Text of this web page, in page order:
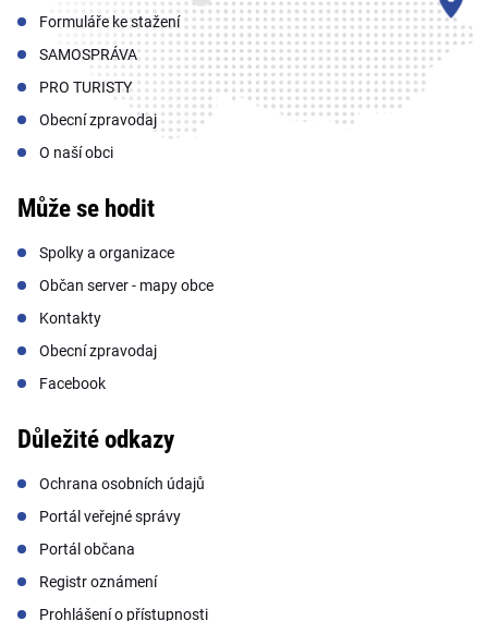
Formuláře ke stažení
SAMOSPRÁVA
PRO TURISTY
Obecní zpravodaj
O naší obci
Může se hodit
Spolky a organizace
Občan server - mapy obce
Kontakty
Obecní zpravodaj
Facebook
Důležité odkazy
Ochrana osobních údajů
Portál veřejné správy
Portál občana
Registr oznámení
Prohlášení o přístupnosti